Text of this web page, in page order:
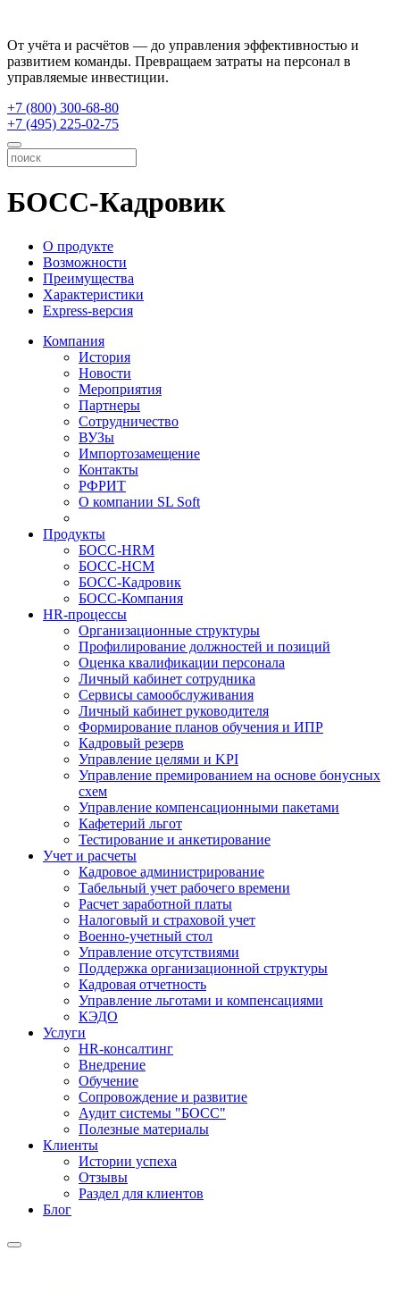
От учёта и расчётов — до управления эффективностью и
развитием команды. Превращаем затраты на персонал в
управляемые инвестиции.
+7 (800) 300-68-80
+7 (495) 225-02-75
БОСС-Кадровик
О продукте
Возможности
Преимущества
Характеристики
Express-версия
Компания
История
Новости
Мероприятия
Партнеры
Сотрудничество
ВУЗы
Импортозамещение
Контакты
РФРИТ
О компании SL Soft
Продукты
БОСС-HRM
БОСС-HCM
БОСС-Кадровик
БОСС-Компания
HR-процессы
Организационные структуры
Профилирование должностей и позиций
Оценка квалификации персонала
Личный кабинет сотрудника
Сервисы самообслуживания
Личный кабинет руководителя
Формирование планов обучения и ИПР
Кадровый резерв
Управление целями и KPI
Управление премированием на основе бонусных
схем
Управление компенсационными пакетами
Кафетерий льгот
Тестирование и анкетирование
Учет и расчеты
Кадровое администрирование
Табельный учет рабочего времени
Расчет заработной платы
Налоговый и страховой учет
Военно-учетный стол
Управление отсутствиями
Поддержка организационной структуры
Кадровая отчетность
Управление льготами и компенсациями
КЭДО
Услуги
HR-консалтинг
Внедрение
Обучение
Сопровождение и развитие
Аудит системы "БОСС"
Полезные материалы
Клиенты
Истории успеха
Отзывы
Раздел для клиентов
Блог